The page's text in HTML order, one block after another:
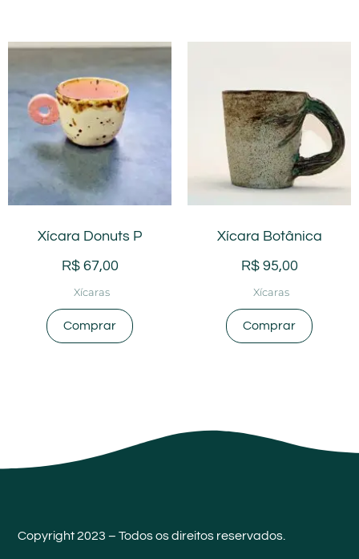
Xícara Donuts P
R$67,00
Xícaras
Comprar
Xícara Botânica
R$95,00
Xícaras
Comprar
Copyright 2023 – Todos os direitos reservados.